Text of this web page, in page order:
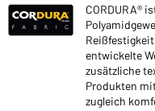
CORDURA®
entwickelte
zusätzliche
Produkten
zugleich